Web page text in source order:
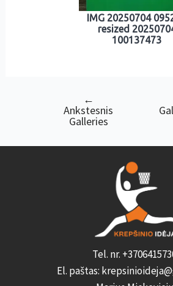
IMG 20250704
resized
100137473
←
Ankstesnis
Galleries
Tel. nr.
El. paštas: